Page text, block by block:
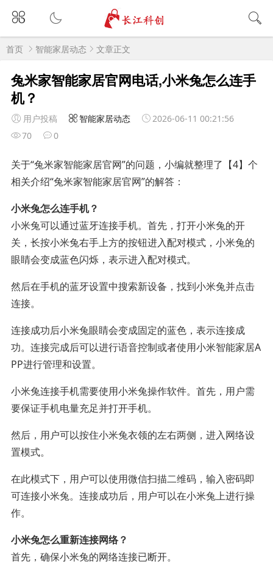
首页 智能家居动态 文章正文
兔米家智能家居官网电话,小米兔怎么连手
机？
用户投稿 智能家居动态
2026-06-11 00:21:56
70
0
关于“兔米家智能家居官网”的问题，小编就整理了【4】个
相关介绍“兔米家智能家居官网”的解答：
小米兔怎么连手机？
小米兔可以通过蓝牙连接手机。首先，打开小米兔的开
关，长按小米兔右手上方的按钮进入配对模式，小米兔的
眼睛会变成蓝色闪烁，表示进入配对模式。
然后在手机的蓝牙设置中搜索新设备，找到小米兔并点击
连接。
连接成功后小米兔眼睛会变成固定的蓝色，表示连接成
功。连接完成后可以进行语音控制或者使用小米智能家居A
PP进行管理和设置。
小米兔连接手机需要使用小米兔操作软件。首先，用户需
要保证手机电量充足并打开手机。
然后，用户可以按住小米兔衣领的左右两侧，进入网络设
置模式。
在此模式下，用户可以使用微信扫描二维码，输入密码即
可连接小米兔。连接成功后，用户可以在小米兔上进行操
作。
小米兔怎么重新连接网络？
首先，确保小米兔的网络连接已断开。